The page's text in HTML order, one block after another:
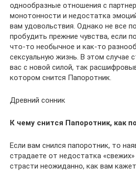
однообразные отношения с
монотонности и недостатка
вам удовольствия. Однако не все
пробудить прежние чувства, если
что-то необычное и как-то
сексуальную жизнь. В этом случае
вас с новой силой, так
котором снится Папоротник.
Древний сонник
К чему снится Папоротник, как
Если вам снился папоротник, то
страдаете от недостатка
страсти неожиданно, как вам